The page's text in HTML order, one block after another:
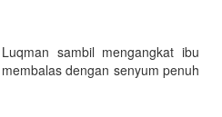
sambil mengangkat ibu
dengan senyum penuh